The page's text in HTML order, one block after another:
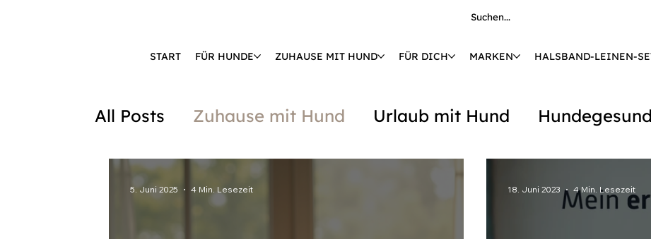
START FÜR HUNDE ZUHAUSE MIT HUND FÜR DICH MARKEN HALSBAND-LEINEN-
All Posts Zuhause mit Hund Urlaub mit Hund
5. Juni 2025 4 Min. Lesezeit 18. Juni 2023 4 Min. Lesezeit